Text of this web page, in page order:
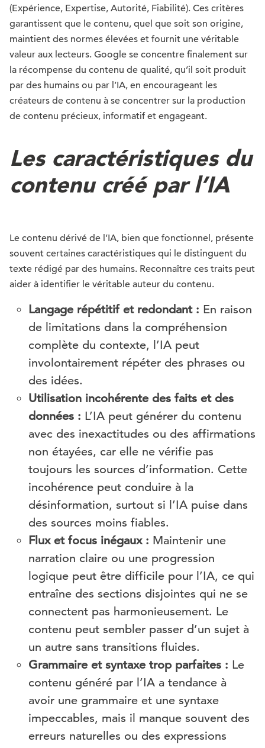
(Expérience, Expertise, Autorité, Fiabilité). Ces critères
garantissent que le contenu, quel que soit son origine,
maintient des normes élevées et fournit une véritable
valeur aux lecteurs. Google se concentre finalement sur
la récompense du contenu de qualité, qu’il soit produit
par des humains ou par l’IA, en encourageant les
créateurs de contenu à se concentrer sur la production
de contenu précieux, informatif et engageant.
Les caractéristiques du
contenu créé par l’IA
Le contenu dérivé de l’IA, bien que fonctionnel, présente
souvent certaines caractéristiques qui le distinguent du
texte rédigé par des humains. Reconnaître ces traits peut
aider à identifier le véritable auteur du contenu.
Langage répétitif et redondant : En raison
de limitations dans la compréhension
complète du contexte, l’IA peut
involontairement répéter des phrases ou
des idées.
Utilisation incohérente des faits et des
données : L’IA peut générer du contenu
avec des inexactitudes ou des affirmations
non étayées, car elle ne vérifie pas
toujours les sources d’information. Cette
incohérence peut conduire à la
désinformation, surtout si l’IA puise dans
des sources moins fiables.
Flux et focus inégaux : Maintenir une
narration claire ou une progression
logique peut être difficile pour l’IA, ce qui
entraîne des sections disjointes qui ne se
connectent pas harmonieusement. Le
contenu peut sembler passer d’un sujet à
un autre sans transitions fluides.
Grammaire et syntaxe trop parfaites : Le
contenu généré par l’IA a tendance à
avoir une grammaire et une syntaxe
impeccables, mais il manque souvent des
erreurs naturelles ou des expressions